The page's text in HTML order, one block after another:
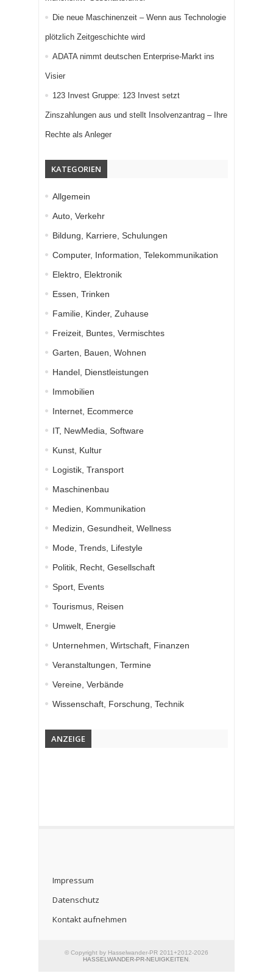
Die neue Maschinenzeit – Wenn aus Technologie
plötzlich Zeitgeschichte wird
ADATA nimmt deutschen Enterprise-Markt ins
Visier
123 Invest Gruppe: 123 Invest setzt
Zinszahlungen aus und stellt Insolvenzantrag – Ihre
Rechte als Anleger
KATEGORIEN
Allgemein
Auto, Verkehr
Bildung, Karriere, Schulungen
Computer, Information, Telekommunikation
Elektro, Elektronik
Essen, Trinken
Familie, Kinder, Zuhause
Freizeit, Buntes, Vermischtes
Garten, Bauen, Wohnen
Handel, Dienstleistungen
Immobilien
Internet, Ecommerce
IT, NewMedia, Software
Kunst, Kultur
Logistik, Transport
Maschinenbau
Medien, Kommunikation
Medizin, Gesundheit, Wellness
Mode, Trends, Lifestyle
Politik, Recht, Gesellschaft
Sport, Events
Tourismus, Reisen
Umwelt, Energie
Unternehmen, Wirtschaft, Finanzen
Veranstaltungen, Termine
Vereine, Verbände
Wissenschaft, Forschung, Technik
ANZEIGE
Impressum
Datenschutz
Kontakt aufnehmen
© Copyright by Hasselwander-PR 2011+2012-2026
HASSELWANDER-PR-NEUIGKEITEN.